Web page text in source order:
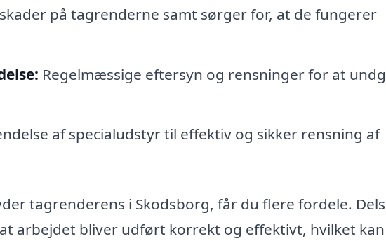
på tagrenderne samt sørger for, at de fungerer
Regelmæssige eftersyn og rensninger for at
af specialudstyr til effektiv og sikker rensning af
tagrenderens i Skodsborg, får du flere fordele.
arbejdet bliver udført korrekt og effektivt, hvilket kan